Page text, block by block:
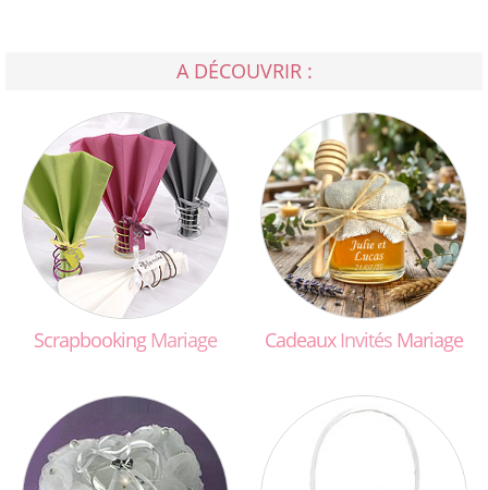
A DÉCOUVRIR :
ScrapbookingMariage CadeauxInvitésMariage